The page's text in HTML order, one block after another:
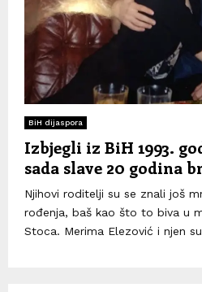
BiH dijaspora
Izbjegli iz BiH 1993.
sada slave 20 godina
Njihovi roditelji su se znali još
rođenja, baš kao što to biva u
Stoca. Merima Elezović i njen